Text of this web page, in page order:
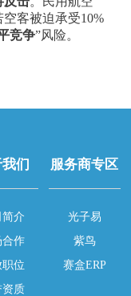
客被迫承受10%
竞争”风险。
们
介
合作
位
资质
服务商专区
光子易
紫鸟
赛盒ERP